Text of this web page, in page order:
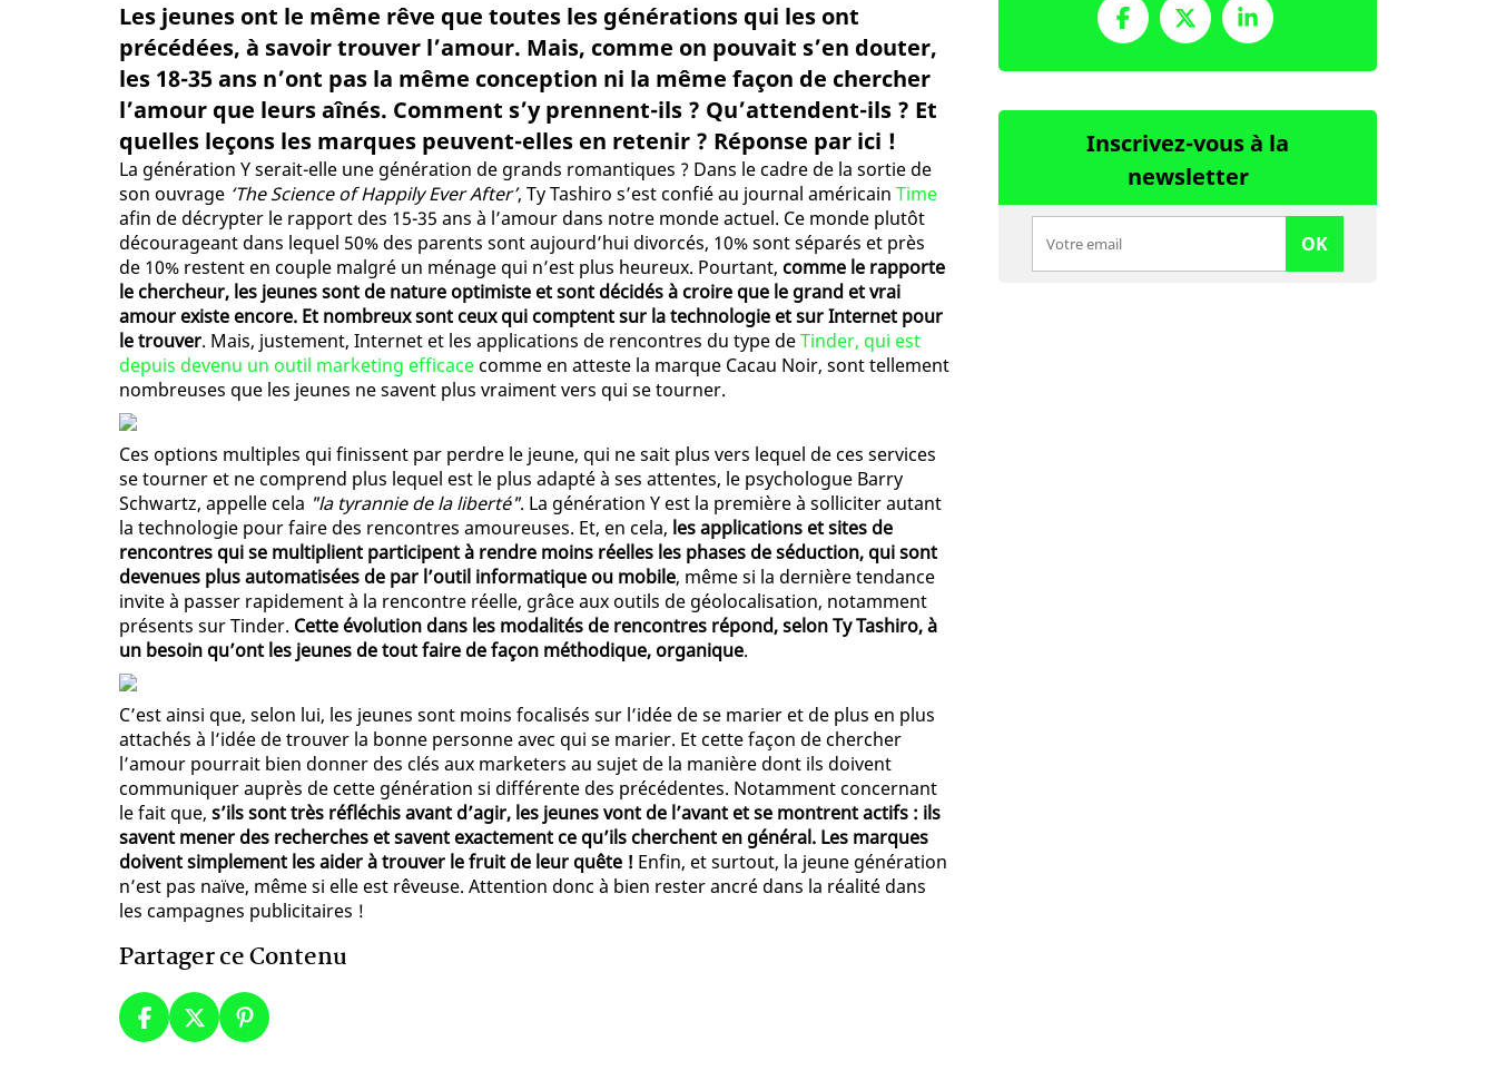
Les jeunes ont le même rêve que toutes les générations qui les ont
précédées, à savoir trouver l’amour. Mais, comme on pouvait s’en douter,
les 18-35 ans n’ont pas la même conception ni la même façon de chercher
l’amour que leurs aînés. Comment s’y prennent-ils ? Qu’attendent-ils ? Et
quelles leçons les marques peuvent-elles en retenir ? Réponse par ici !
La génération Y serait-elle une génération de grands romantiques ? Dans le cadre de la sortie de
son ouvrage ‘The Science of Happily Ever After’, Ty Tashiro s’est confié au journal américain Time
afin de décrypter le rapport des 15-35 ans à l’amour dans notre monde actuel. Ce monde plutôt
décourageant dans lequel 50% des parents sont aujourd’hui divorcés, 10% sont séparés et près
de 10% restent en couple malgré un ménage qui n’est plus heureux. Pourtant, comme le rapporte
le chercheur, les jeunes sont de nature optimiste et sont décidés à croire que le grand et vrai
amour existe encore. Et nombreux sont ceux qui comptent sur la technologie et sur Internet pour
le trouver. Mais, justement, Internet et les applications de rencontres du type deTinder, qui est
depuis devenu un outil marketing efficacecomme en atteste la marque Cacau Noir, sont tellement
nombreuses que les jeunes ne savent plus vraiment vers qui se tourner.
Ces options multiples qui finissent par perdre le jeune, qui ne sait plus vers lequel de ces services
se tourner et ne comprend plus lequel est le plus adapté à ses attentes, le psychologue Barry
Schwartz, appelle cela "la tyrannie de la liberté". La génération Y est la première à solliciter autant
la technologie pour faire des rencontres amoureuses. Et, en cela, les applications et sites de
rencontres qui se multiplient participent à rendre moins réelles les phases de séduction, qui sont
devenues plus automatisées de par l’outil informatique ou mobile, même si la dernière tendance
invite à passer rapidement à la rencontre réelle, grâce aux outils de géolocalisation, notamment
présents sur Tinder. Cette évolution dans les modalités de rencontres répond, selon Ty Tashiro, à
un besoin qu’ont les jeunes de tout faire de façon méthodique, organique.
C’est ainsi que, selon lui, les jeunes sont moins focalisés sur l’idée de se marier et de plus en plus
attachés à l’idée de trouver la bonne personne avec qui se marier. Et cette façon de chercher
l’amour pourrait bien donner des clés aux marketers au sujet de la manière dont ils doivent
communiquer auprès de cette génération si différente des précédentes. Notamment concernant
le fait que, s’ils sont très réfléchis avant d’agir, les jeunes vont de l’avant et se montrent actifs : ils
savent mener des recherches et savent exactement ce qu’ils cherchent en général. Les marques
doivent simplement les aider à trouver le fruit de leur quête ! Enfin, et surtout, la jeune génération
n’est pas naïve, même si elle est rêveuse. Attention donc à bien rester ancré dans la réalité dans
les campagnes publicitaires !
Partager ce Contenu
Inscrivez-vous à la
newsletter
OK